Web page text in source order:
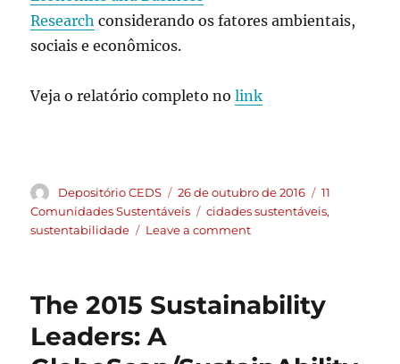
Research considerando os fatores ambientais,
sociais e econômicos.
Veja o relatório completo nolink
Depositório CEDS 26 de outubro de 2016
11
Comunidades Sustentáveis
cidades sustentáveis,
sustentabilidade
Leave a comment
The 2015 Sustainability
Leaders: A